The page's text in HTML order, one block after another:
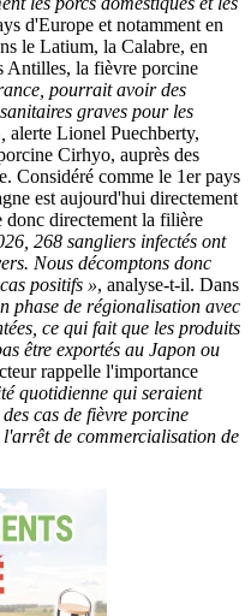
d'Europe et notamment en
le Latium, la Calabre, en
Antilles, la fièvre porcine
pourrait avoir des
graves pour les
alerte Lionel Puechberty,
Cirhyo, auprès des
Considéré comme le 1er pays
est aujourd'hui directement
donc directement la filière
268 sangliers infectés ont
Nous décomptons donc
positifs », analyse-t-il. Dans
phase de régionalisation avec
ce qui fait que les produits
être exportés au Japon ou
rappelle l'importance
quotidienne qui seraient
cas de fièvre porcine
de commercialisation de